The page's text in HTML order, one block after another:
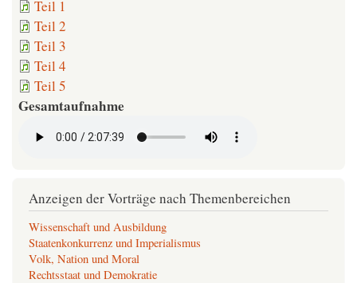
Teil 1
Teil 2
Teil 3
Teil 4
Teil 5
Gesamtaufnahme
Anzeigen der Vorträge nach Themenbereichen
Wissenschaft und Ausbildung
Staatenkonkurrenz und Imperialismus
Volk, Nation und Moral
Rechtsstaat und Demokratie